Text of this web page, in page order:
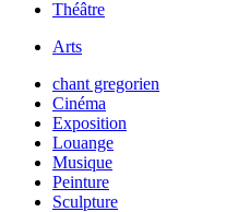
Théâtre
Arts
chant gregorien
Cinéma
Exposition
Louange
Musique
Peinture
Sculpture